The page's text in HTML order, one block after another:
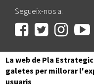
Segueix-nos a:
Inici | Avís legal |
Accessibilitat
La web de Pla
galetes per millorar
usuaris